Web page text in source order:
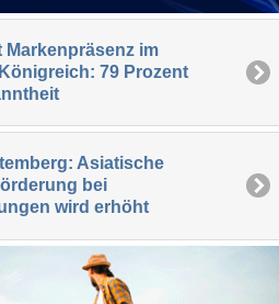
Markenpräsenz im
79 Prozent
Asiatische
bei
wird erhöht